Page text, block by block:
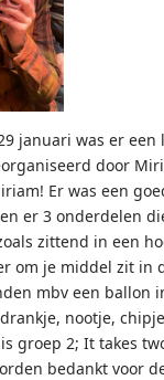
januari was er
door
Er was een
er 3 onderdelen
zittend in een
om je middel zit in
mbv een ballon
nootje,
groep 2; It takes
bedankt voor